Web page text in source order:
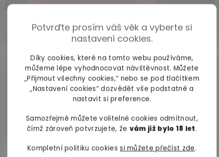
Potvrďte prosím váš věk a vyberte si
nastavení cookies.
Díky cookies, které na tomto webu používáme,
můžeme lépe vyhodnocovat návštěvnost. Můžete
„Přijmout všechny cookies,“ nebo se pod tlačítkem
„Nastavení cookies“ dozvědět vše podstatné a
nastavit si preference.
Samozřejmě můžete volitelné cookies odmítnout,
čímž zároveň potvrzujete, že vám již bylo 18 let.
Kompletní politiku cookiessi můžete přečíst zde.
„S bývalým jsme na Valentýna dodělávali domek
pro králíka. Nechtěně jsem ho praštila prknem do
hlavy. Takže místo u pizzy a telky jsme strávili večer
na chirurgii. Dva stehy nad obočím a ještě po pěti
letech má jizvu ve tvaru X.”